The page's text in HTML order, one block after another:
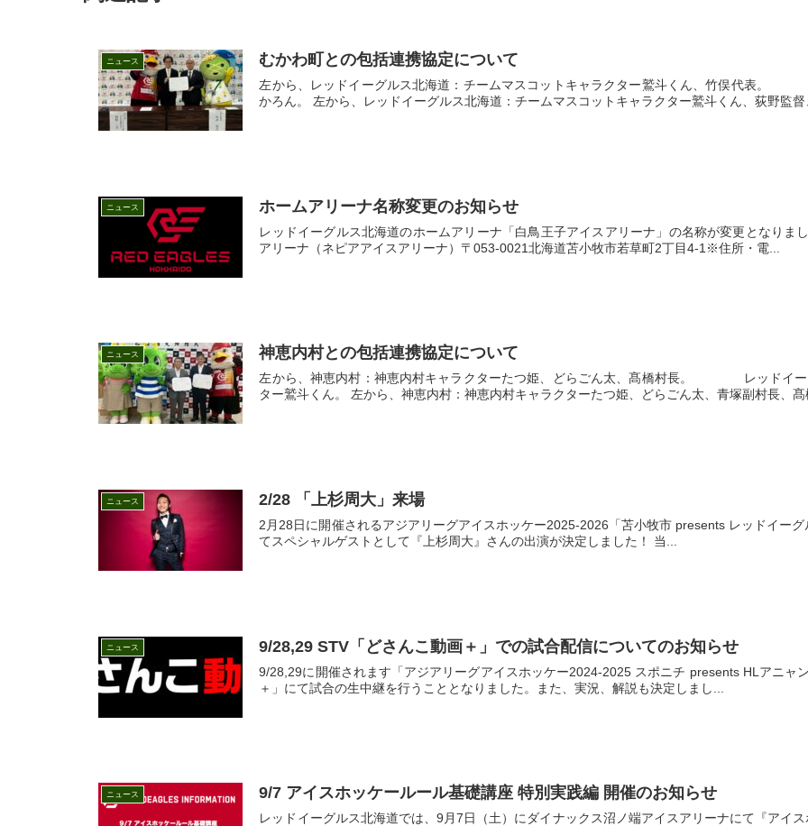
ニュース むかわ町との包括連携協定について
左から、レッドイーグルス北海道：チームマスコットキャラクター鷲斗くん、竹俣代表
かろん。 左から、レッドイーグルス北海道：チームマスコットキャラクター鷲斗くん、荻野監
ニュース ホームアリーナ名称変更のお知らせ
レッドイーグルス北海道のホームアリーナ「白鳥王子アイスアリーナ」の名称が変更となりま
アリーナ（ネピアアイスアリーナ）〒053-0021北海道苫小牧市若草町2丁目4-1※住所・電...
ニュース 神恵内村との包括連携協定について
左から、神恵内村：神恵内村キャラクターたつ姫、どらごん太、髙橋村長。 レッドイー
ター鷲斗くん。 左から、神恵内村：神恵内村キャラクターたつ姫、どらごん太、青塚副村長、
ニュース 2/28 「上杉周大」来場
2月28日に開催されるアジアリーグアイスホッケー2025-2026「苫小牧市 presents レッドイー
てスペシャルゲストとして『上杉周大』さんの出演が決定しました！ 当...
ニュース 9/28,29 STV「どさんこ動画＋」での試合配信についてのお知らせ
9/28,29に開催されます「アジアリーグアイスホッケー2024‐2025 スポニチ presents HLアニャ
＋」にて試合の生中継を行うこととなりました。また、実況、解説も決定しまし...
ニュース 9/7 アイスホッケールール基礎講座 特別実践編 開催のお知らせ
レッドイーグルス北海道では、9月7日（土）にダイナックス沼ノ端アイスアリーナにて『アイ